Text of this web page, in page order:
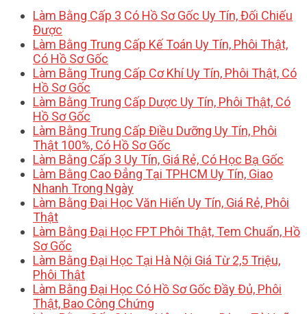
Làm Bằng Cấp 3 Có Hồ Sơ Gốc Uy Tín, Đối Chiếu
Được
Làm Bằng Trung Cấp Kế Toán Uy Tín, Phôi Thật,
Có Hồ Sơ Gốc
Làm Bằng Trung Cấp Cơ Khí Uy Tín, Phôi Thật, Có
Hồ Sơ Gốc
Làm Bằng Trung Cấp Dược Uy Tín, Phôi Thật, Có
Hồ Sơ Gốc
Làm Bằng Trung Cấp Điều Dưỡng Uy Tín, Phôi
Thật 100%, Có Hồ Sơ Gốc
Làm Bằng Cấp 3 Uy Tín, Giá Rẻ, Có Học Bạ Gốc
Làm Bằng Cao Đẳng Tại TPHCM Uy Tín, Giao
Nhanh Trong Ngày
Làm Bằng Đại Học Văn Hiến Uy Tín, Giá Rẻ, Phôi
Thật
Làm Bằng Đại Học FPT Phôi Thật, Tem Chuẩn, Hồ
Sơ Gốc
Làm Bằng Đại Học Tại Hà Nội Giá Từ 2,5 Triệu,
Phôi Thật
Làm Bằng Đại Học Có Hồ Sơ Gốc Đầy Đủ, Phôi
Thật, Bao Công Chứng